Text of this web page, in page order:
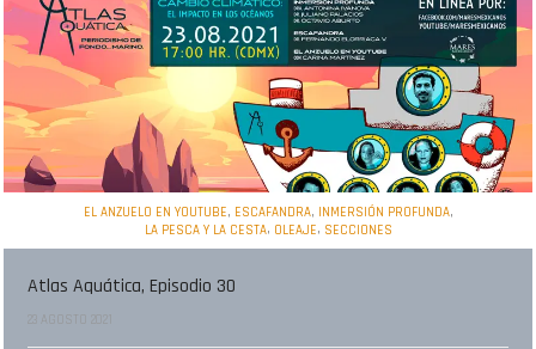
EL ANZUELO EN YOUTUBE, ESCAFANDRA, INMERSIÓN PROFUNDA,
LA PESCA Y LA CESTA, OLEAJE, SECCIONES
Atlas Aquática, Episodio 30
23 AGOSTO 2021